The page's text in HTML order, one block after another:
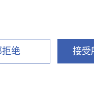
关于数字滤波功
绝 接受